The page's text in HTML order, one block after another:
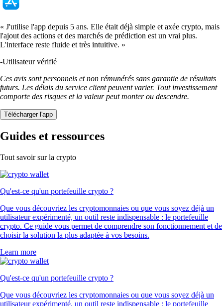
« J'utilise l'app depuis 5 ans. Elle était déjà simple et axée crypto, mais
l'ajout des actions et des marchés de prédiction est un vrai plus.
L'interface reste fluide et très intuitive. »
-Utilisateur vérifié
Ces avis sont personnels et non rémunérés sans garantie de résultats
futurs. Les délais du service client peuvent varier. Tout investissement
comporte des risques et la valeur peut monter ou descendre.
Télécharger l'app
Guides et ressources
Tout savoir sur la crypto
Qu'est-ce qu'un portefeuille crypto ?
Que vous découvriez les cryptomonnaies ou que vous soyez déjà un
utilisateur expérimenté, un outil reste indispensable : le portefeuille
crypto. Ce guide vous permet de comprendre son fonctionnement et de
choisir la solution la plus adaptée à vos besoins.
Learn more
Qu'est-ce qu'un portefeuille crypto ?
Que vous découvriez les cryptomonnaies ou que vous soyez déjà un
utilisateur expérimenté, un outil reste indispensable : le portefeuille